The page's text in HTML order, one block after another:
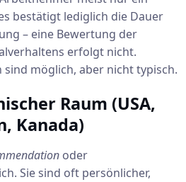
bestätigt lediglich die Dauer
– eine Bewertung der
erfolgt nicht.
möglich, aber nicht typisch.
Raum (USA,
Kanada)
oder
Sie sind oft persönlicher,